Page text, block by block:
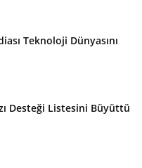
Teknoloji Dünyasını
Desteği Listesini Büyüttü